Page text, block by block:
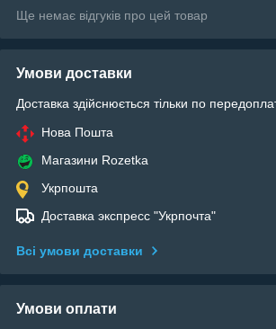
Ще немає відгуків про цей товар
Умови доставки
Доставка здійснюється тільки по
Нова Пошта
Магазини Rozetka
Укрпошта
Доставка экспресс "Укрпочта"
Всі умови доставки
Умови оплати